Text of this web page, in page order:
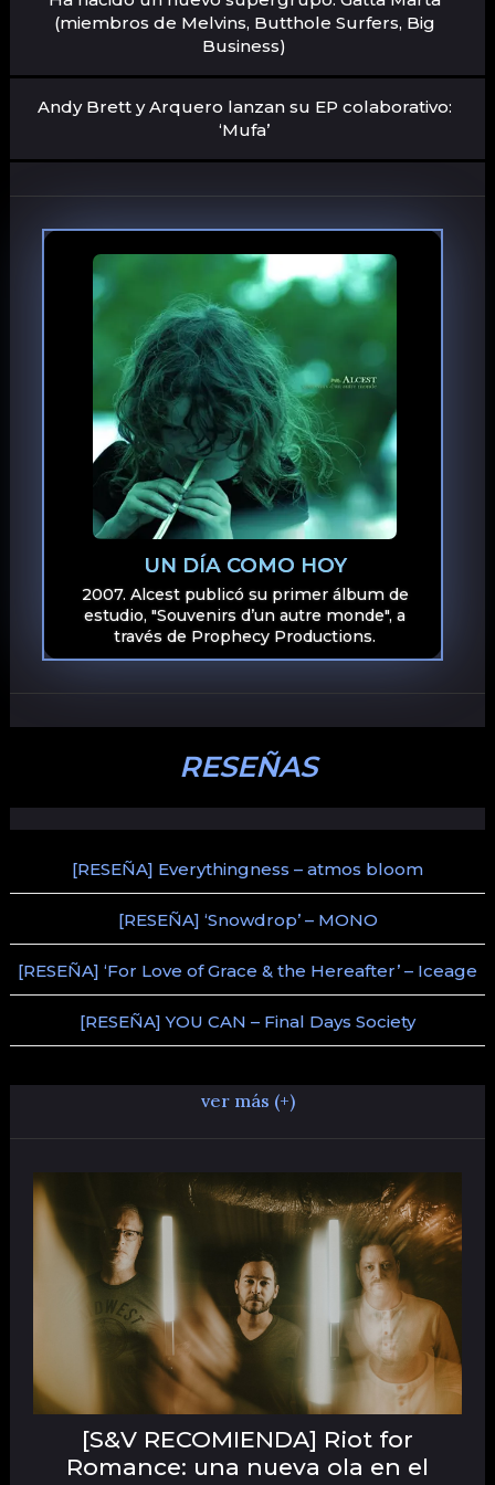
(miembros de Melvins, Butthole Surfers, Big
Business)
Andy Brett y Arquero lanzan su EP colaborativo:
‘Mufa’
UN DÍA COMO HOY
2007. Alcest publicó su primer álbum de
estudio, "Souvenirs d’un autre monde", a
través de Prophecy Productions.
RESEÑAS
[RESEÑA] Everythingness – atmos bloom
[RESEÑA] ‘Snowdrop’ – MONO
[RESEÑA] ‘For Love of Grace & the Hereafter’ – Iceage
[RESEÑA] YOU CAN – Final Days Society
ver más (+)
[S&V RECOMIENDA] Riot for
Romance: una nueva ola en el